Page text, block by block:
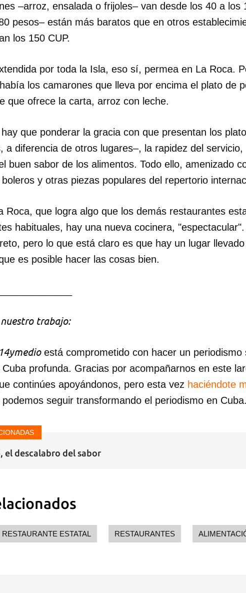
–arroz, ensalada o frijoles– van desde los 40 a los
pesos– están más baratos que en otros
los 150 CUP.
por toda la Isla, eso sí, permea en La Roca.
los camarones que lleva por encima el plato de
que ofrece la carta, arroz con leche.
que ponderar la gracia con que presentan los
a diferencia de otros lugares–, la rapidez del
buen sabor de los alimentos. Todo ello, amenizado
y otras piezas populares del repertorio
Roca, que logra algo que los demás restaurantes
habituales, hay una nueva cocinera,
pero lo que está claro es que hay un lugar
es posible hacer las cosas bien.
trabajo:
14ymedioestá comprometido con hacer un periodismo
profunda. Gracias por acompañarnos en este
continúes apoyándonos, pero esta vez haciéndote
seguir transformando el periodismo en Cuba.
el descalabro del sabor
RESTAURANTE ESTATAL RESTAURANTES